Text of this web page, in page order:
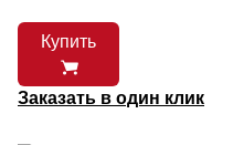
Купить
Заказать в один клик